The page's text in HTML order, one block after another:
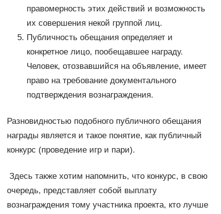
правомерность этих действий и возможность
их совершения некой группой лиц.
Публичность обещания определяет и
конкретное лицо, пообещавшее награду.
Человек, отозвавшийся на объявление, имеет
право на требование документального
подтверждения вознаграждения.
Разновидностью подобного публичного обещания
награды является и такое понятие, как публичный
конкурс (проведение игр и пари).
Здесь также хотим напомнить, что конкурс, в свою
очередь, представляет собой выплату
вознаграждения тому участника проекта, кто лучше